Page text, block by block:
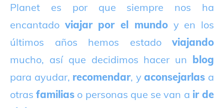
Planet es por que siempre nos ha
encantado viajar por el mundoy en los
últimos años hemos estado viajando
mucho, así que decidimos hacer un blog
para ayudar, recomendar, yaconsejarlas a
otrasfamilias o personas que se van a ir de